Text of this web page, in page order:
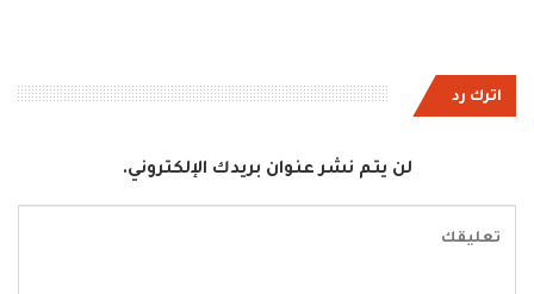
اترك رد
لن يتم نشر عنوان بريدك الإلكتروني.